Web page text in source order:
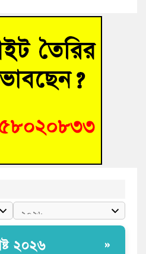
ক্যান্টিনে অবরুদ্ধ জবি
ও জীবননাশের হুমকির অভিযোগ
সংরক্ষণে প্রশাসনের উদ্যোগ; ৯
উদযাপন উপলক্ষে প্রস্তুতিমূলক
২০২৬ »